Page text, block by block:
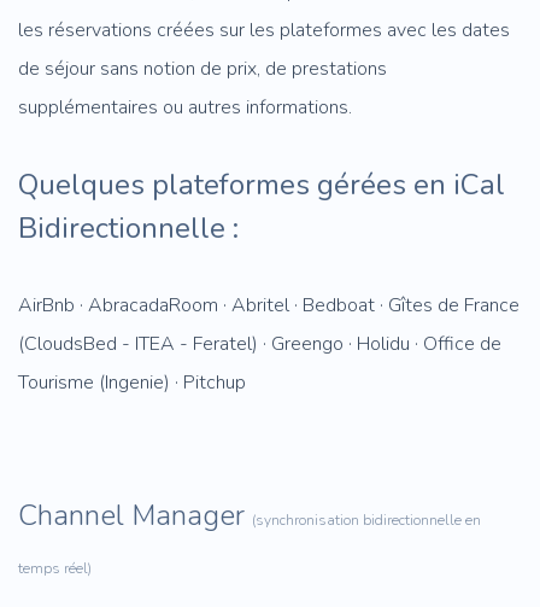
les réservations créées sur les plateformes avec les dates
de séjour sans notion de prix, de prestations
supplémentaires ou autres informations.
Quelques plateformes gérées en iCal
Bidirectionnelle :
AirBnb · AbracadaRoom · Abritel · Bedboat · Gîtes de France
(CloudsBed - ITEA - Feratel) · Greengo · Holidu · Office de
Tourisme (Ingenie) · Pitchup
Channel Manager (synchronisation bidirectionnelle en
temps réel)